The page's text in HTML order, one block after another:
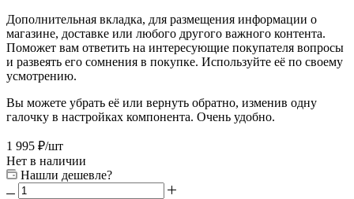
Дополнительная вкладка, для размещения информации о
магазине, доставке или любого другого важного контента.
Поможет вам ответить на интересующие покупателя вопросы
и развеять его сомнения в покупке. Используйте её по своему
усмотрению.
Вы можете убрать её или вернуть обратно, изменив одну
галочку в настройках компонента. Очень удобно.
1 995 ₽/шт
Нет в наличии
Нашли дешевле?